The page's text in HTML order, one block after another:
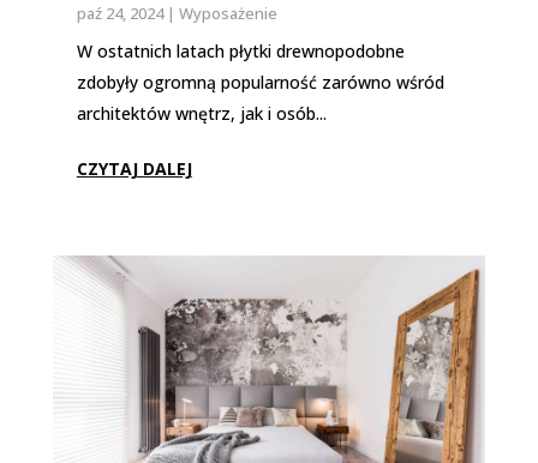
paź 24, 2024| Wyposażenie
W ostatnich latach płytki drewnopodobne
zdobyły ogromną popularność zarówno wśród
architektów wnętrz, jak i osób...
CZYTAJ DALEJ